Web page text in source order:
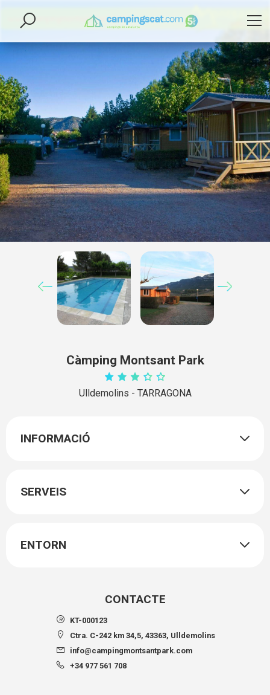
Càmping Montsant Park
Ulldemolins - TARRAGONA
INFORMACIÓ
SERVEIS
ENTORN
CONTACTE
KT-000123
Ctra. C-242 km 34,5, 43363, Ulldemolins
info@campingmontsantpark.com
+34 977 561 708